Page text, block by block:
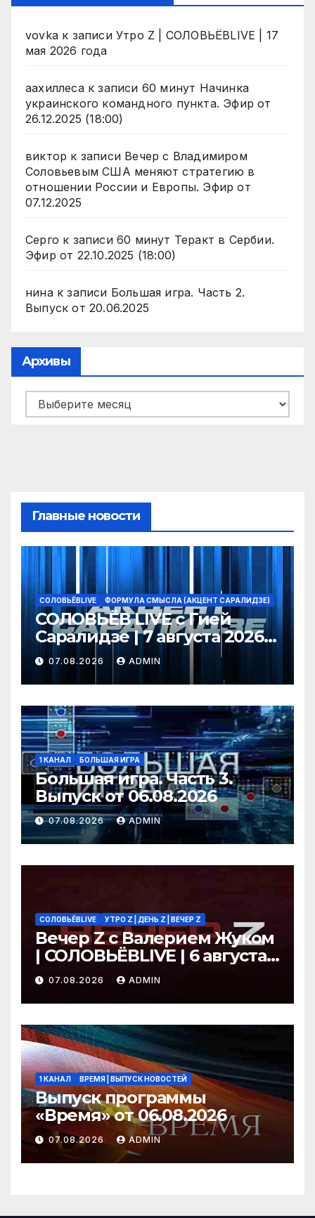
vovka к записи Утро Z | СОЛОВЬЁВLIVE | 17
мая 2026 года
аахиллесак записи 60 минут Начинка
украинского командного пункта. Эфир от
26.12.2025 (18:00)
виктор к записи Вечер с Владимиром
Соловьевым США меняют стратегию в
отношении России и Европы. Эфир от
07.12.2025
Серго к записи 60 минут Теракт в Сербии.
Эфир от 22.10.2025 (18:00)
нинак записи Большая игра. Часть 2.
Выпуск от 20.06.2025
Архивы
Архивы
Главные новости
СОЛОВЬЁВLIVE ФОРМУЛА СМЫСЛА (АКЦЕНТ САРАЛИДЗЕ)
СОЛОВЬЁВ LIVE с Гией
Саралидзе | 7 августа 2026
года
07.08.2026 ADMIN
1 КАНАЛ БОЛЬШАЯ ИГРА
Большая игра. Часть 3.
Выпуск от 06.08.2026
07.08.2026 ADMIN
СОЛОВЬЁВLIVE УТРО Z | ДЕНЬ Z | ВЕЧЕР Z
Вечер Z с Валерием Жуком
| СОЛОВЬЁВLIVE | 6 августа
2026 года
07.08.2026 ADMIN
1 КАНАЛ ВРЕМЯ | ВЫПУСК НОВОСТЕЙ
Выпуск программы
«Время» от 06.08.2026
07.08.2026 ADMIN